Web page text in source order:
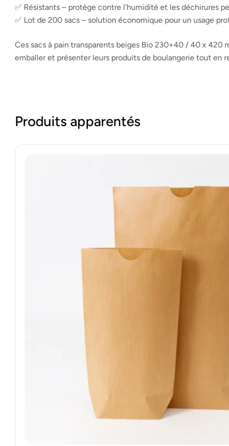
✅ Résistants – protège contre l’humidité et les déchirures
✅ Lot de 200 sacs – solution économique pour un usage
Ces sacs à pain transparents beiges Bio 230+40 / 40 x 420
emballer et présenter leurs produits de boulangerie tout en
Produits apparentés